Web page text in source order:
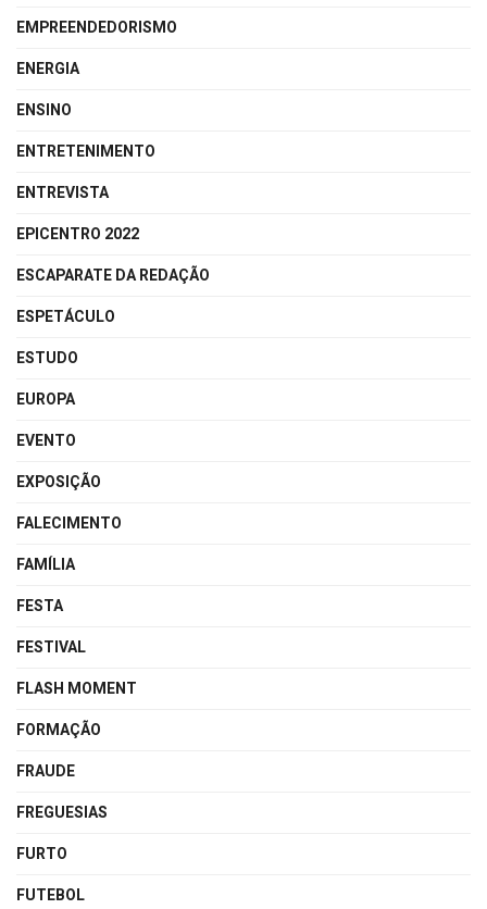
EMPREENDEDORISMO
ENERGIA
ENSINO
ENTRETENIMENTO
ENTREVISTA
EPICENTRO 2022
ESCAPARATE DA REDAÇÃO
ESPETÁCULO
ESTUDO
EUROPA
EVENTO
EXPOSIÇÃO
FALECIMENTO
FAMÍLIA
FESTA
FESTIVAL
FLASH MOMENT
FORMAÇÃO
FRAUDE
FREGUESIAS
FURTO
FUTEBOL